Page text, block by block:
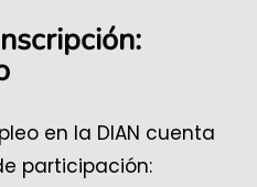
en la DIAN cuenta
participación: